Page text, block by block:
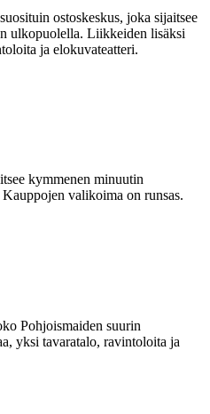
ostoskeskus, joka sijaitsee
ulkopuolella. Liikkeiden lisäksi
ja elokuvateatteri.
kymmenen minuutin
Kauppojen valikoima on runsas.
Pohjoismaiden suurin
yksi tavaratalo, ravintoloita ja